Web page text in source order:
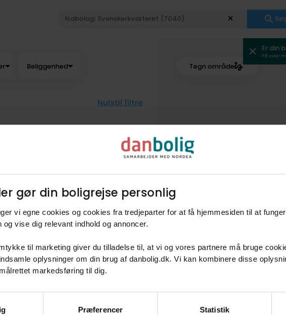
gør din boligrejse personlig​
vi egne cookies og cookies fra tredjeparter for at få hjemmesiden til at
og vise dig relevant indhold og annoncer.​
til marketing giver du tilladelse til, at vi og vores partnere må bruge
oplysninger om din brug af danbolig.dk. Vi kan kombinere disse
markedsføring til dig.​
”OK” giver du samtykke til alle formål. Du kan til enhver tid læse mere om
ved at følge linket til vores
. Oplysninger om behandling
Præferencer Statistik
Er din
Få svar
Beliggenhed
Nulstil filtre
Mest relevante
Tegn område